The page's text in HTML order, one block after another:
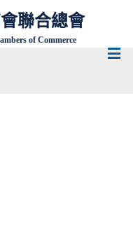
聯合總會
of Commerce